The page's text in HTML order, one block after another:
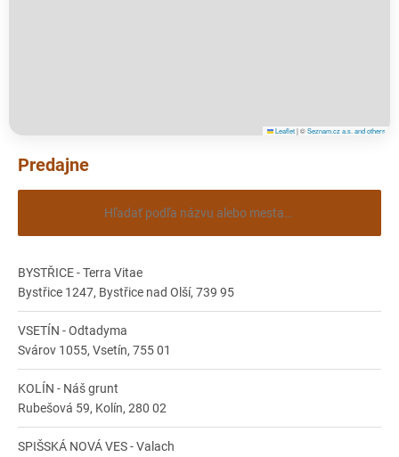
Leaflet|©Seznam.cz a.s. and others
Predajne
BYSTŘICE - Terra Vitae
Bystřice 1247, Bystřice nad Olší, 739 95
VSETÍN - Odtadyma
Svárov 1055, Vsetín, 755 01
KOLÍN - Náš grunt
Rubešová 59, Kolín, 280 02
SPIŠSKÁ NOVÁ VES - Valach